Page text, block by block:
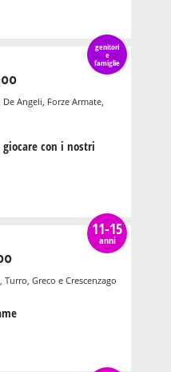
genitori
e
famiglie
Angeli, Forze Armate,
con i nostri
11-15
anni
Greco e Crescenzago